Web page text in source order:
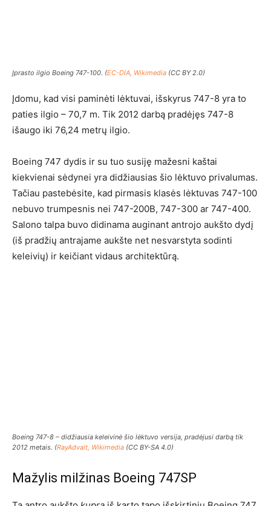
Įprasto ilgio Boeing 747-100. (EC-DIA, Wikimedia (CC BY 2.0)
Įdomu, kad visi paminėti lėktuvai, išskyrus 747-8 yra to
paties ilgio – 70,7 m. Tik 2012 darbą pradėjęs 747-8
išaugo iki 76,24 metrų ilgio.
Boeing 747 dydis ir su tuo susiję mažesni kaštai
kiekvienai sėdynei yra didžiausias šio lėktuvo privalumas.
Tačiau pastebėsite, kad pirmasis klasės lėktuvas 747-100
nebuvo trumpesnis nei 747-200B, 747-300 ar 747-400.
Salono talpa buvo didinama auginant antrojo aukšto dydį
(iš pradžių antrajame aukšte net nesvarstyta sodinti
keleivių) ir keičiant vidaus architektūrą.
Boeing 747-8 – didžiausia keleivinė šio lėktuvo versija, pradėjusi darbą tik
2012 metais. (RayAdvait, Wikimedia (CC BY-SA 4.0)
Mažylis milžinas Boeing 747SP